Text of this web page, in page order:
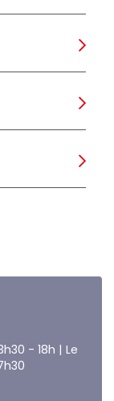
- 18h | Le